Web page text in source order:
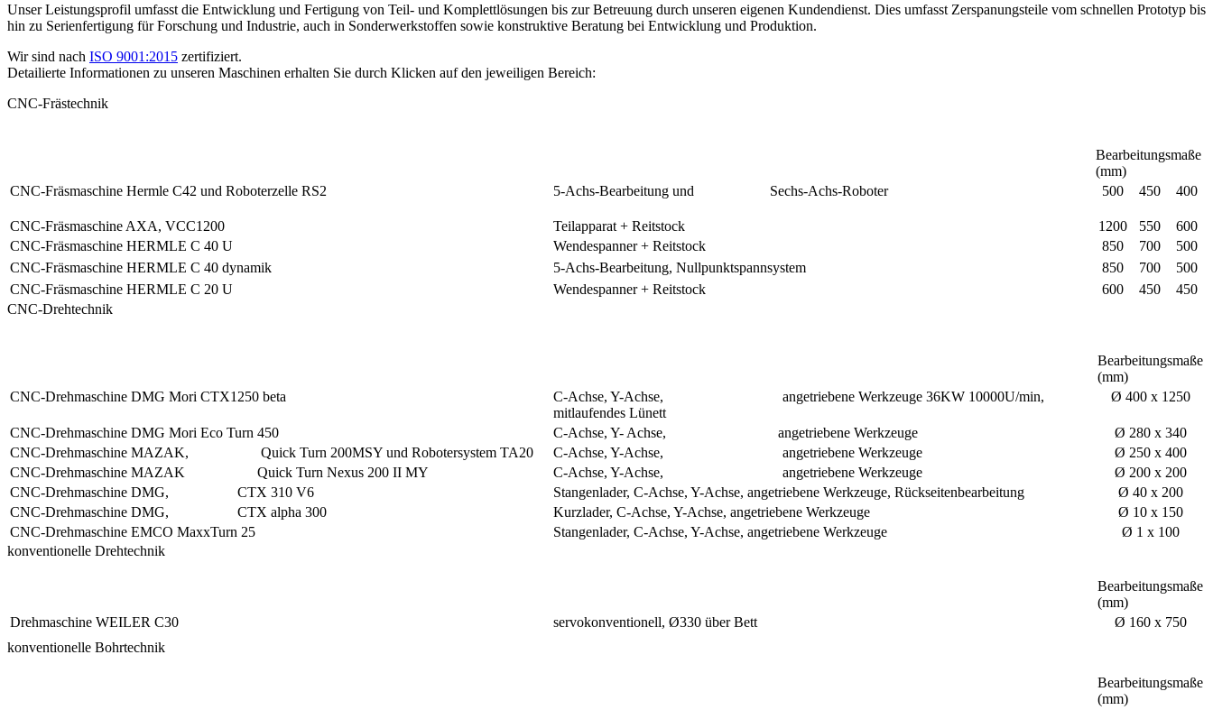
Unser Leistungsprofil umfasst die Entwicklung und Fertigung von Teil- und Komplettlösungen bis zur Betreuung durch unseren eigenen Kundendienst. Dies umfasst Zerspanungsteile vom schnellen Prototyp bis
hin zu Serienfertigung für Forschung und Industrie, auch in Sonderwerkstoffen sowie konstruktive Beratung bei Entwicklung und Produktion.
Wir sind nach ISO 9001:2015 zertifiziert.
Detailierte Informationen zu unseren Maschinen erhalten Sie durch Klicken auf den jeweiligen Bereich:
CNC-Frästechnik
Bearbeitungsmaße
(mm)
CNC-Fräsmaschine Hermle C42 und Roboterzelle RS2
5-Achs-Bearbeitung und Sechs-Achs-Roboter 500 450 400
CNC-Fräsmaschine AXA, VCC1200 Teilapparat + Reitstock 1200 550
600
CNC-Fräsmaschine HERMLE C 40 U
Wendespanner + Reitstock 850 700
500
CNC-Fräsmaschine HERMLE C 40 dynamik
5-Achs-Bearbeitung, Nullpunktspannsystem 850 700
500
CNC-Fräsmaschine HERMLE C 20 U
Wendespanner + Reitstock 600 450
450
CNC-Drehtechnik
Bearbeitungsmaße
(mm)
CNC-Drehmaschine DMG Mori CTX1250 beta
C-Achse, Y-Achse, angetriebene Werkzeuge 36KW 10000U/min,
mitlaufendes Lünett
Ø 400 x 1250
CNC-Drehmaschine DMG Mori Eco Turn 450 C-Achse, Y- Achse, angetriebene Werkzeuge
Ø 280 x 340
CNC-Drehmaschine MAZAK, Quick Turn 200MSY und Robotersystem TA20
C-Achse, Y-Achse, angetriebene Werkzeuge
Ø 250 x 400
CNC-Drehmaschine MAZAK Quick Turn Nexus 200 II MY
C-Achse, Y-Achse, angetriebene Werkzeuge
Ø 200 x 200
CNC-Drehmaschine DMG, CTX 310 V6
Stangenlader, C-Achse, Y-Achse, angetriebene Werkzeuge, Rückseitenbearbeitung
Ø 40 x 200
CNC-Drehmaschine DMG, CTX alpha 300
Kurzlader, C-Achse, Y-Achse, angetriebene Werkzeuge
Ø 10 x 150
CNC-Drehmaschine EMCO MaxxTurn 25
Stangenlader, C-Achse, Y-Achse, angetriebene Werkzeuge
Ø 1 x 100
konventionelle Drehtechnik
Bearbeitungsmaße
(mm)
Drehmaschine WEILER C30
servokonventionell, Ø330 über Bett
Ø 160 x 750
konventionelle Bohrtechnik
Bearbeitungsmaße
(mm)